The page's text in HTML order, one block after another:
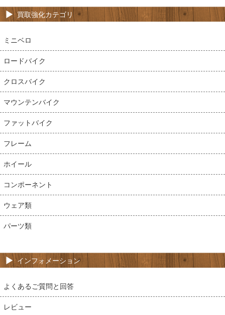
買取強化カテゴリ
ミニベロ
ロードバイク
クロスバイク
マウンテンバイク
ファットバイク
フレーム
ホイール
コンポーネント
ウェア類
パーツ類
インフォメーション
よくあるご質問と回答
レビュー